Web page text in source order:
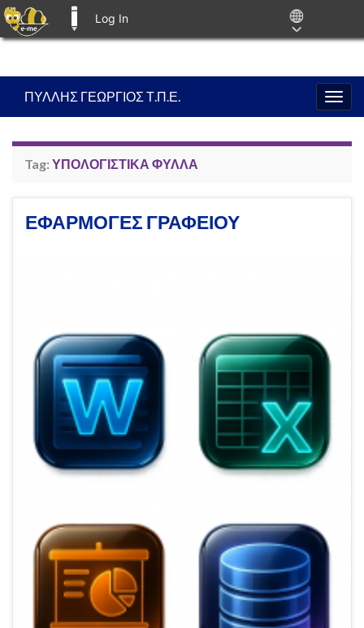
Log In
ΠΥΛΛΗΣ ΓΕΩΡΓΙΟΣ Τ.Π.Ε.
Tag: ΥΠΟΛΟΓΙΣΤΙΚΑ ΦΥΛΛΑ
ΕΦΑΡΜΟΓΕΣ ΓΡΑΦΕΙΟΥ